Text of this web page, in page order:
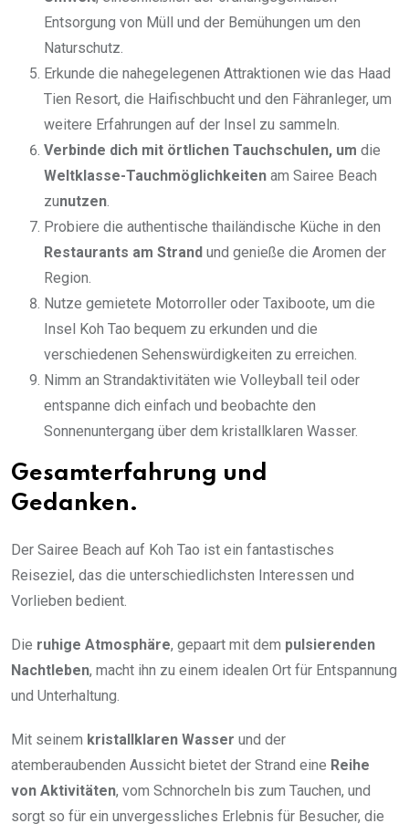
Entsorgung von Müll und der Bemühungen um den
Naturschutz.
Erkunde die nahegelegenen Attraktionen wie das Haad
Tien Resort, die Haifischbucht und den Fähranleger, um
weitere Erfahrungen auf der Insel zu sammeln.
Verbinde dich mit örtlichen Tauchschulen, um die
Weltklasse-Tauchmöglichkeiten am Sairee Beach
zunutzen
Probiere die authentische thailändische Küche in den
Restaurants am Strand und genieße die Aromen der
Region.
Nutze gemietete Motorroller oder Taxiboote, um die
Insel Koh Tao bequem zu erkunden und die
verschiedenen Sehenswürdigkeiten zu erreichen.
Nimm an Strandaktivitäten wie Volleyball teil oder
entspanne dich einfach und beobachte den
Sonnenuntergang über dem kristallklaren Wasser.
Gesamterfahrung und
Gedanken.
Der Sairee Beach auf Koh Tao ist ein fantastisches
Reiseziel, das die unterschiedlichsten Interessen und
Vorlieben bedient.
Die ruhige Atmosphäre, gepaart mit dem pulsierenden
Nachtleben, macht ihn zu einem idealen Ort für Entspannung
und Unterhaltung.
Mit seinem kristallklaren Wasser und der
atemberaubenden Aussicht bietet der Strand eine Reihe
von Aktivitäten, vom Schnorcheln bis zum Tauchen, und
sorgt so für ein unvergessliches Erlebnis für Besucher, die